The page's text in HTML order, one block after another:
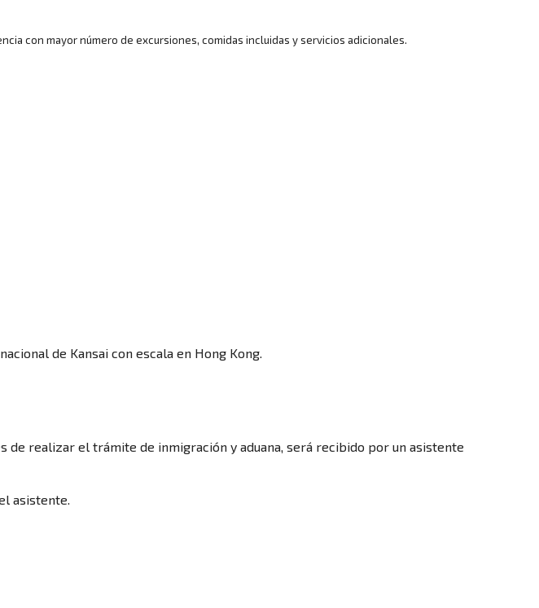
con mayor número de excursiones, comidas incluidas y servicios adicionales.
de Kansai con escala en Hong Kong.
de realizar el trámite de inmigración y aduana, será recibido por un asistente
asistente.